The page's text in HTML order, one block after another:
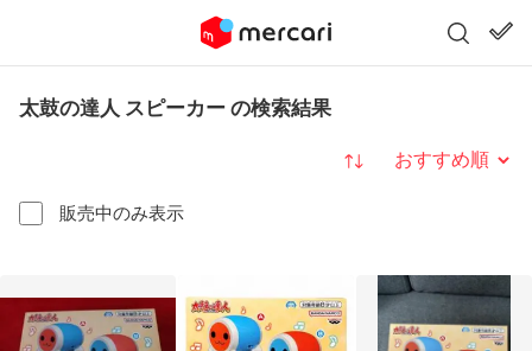
太鼓の達人 スピーカー の検索結果
販売中のみ表示
並び替え